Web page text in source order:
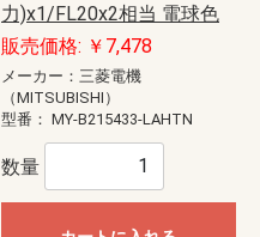
力)x1/FL20x2相当 電球色
販売価格: ￥7,478
メーカー：三菱電機
（MITSUBISHI）
型番： MY-B215433-LAHTN
数量